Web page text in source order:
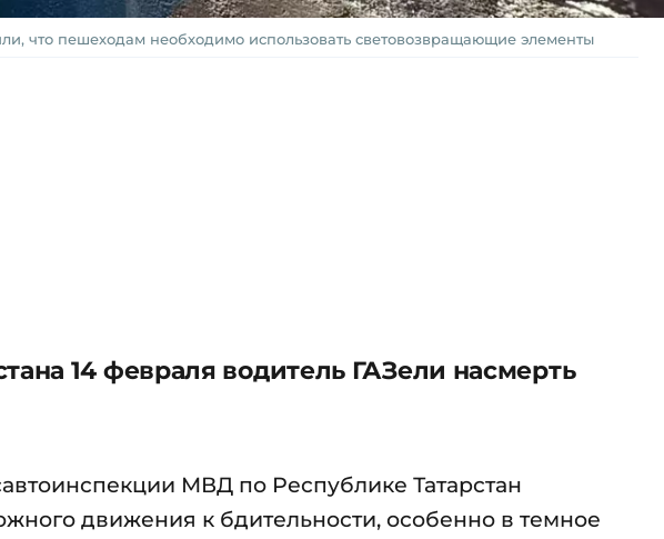
что пешеходам необходимо использовать световозвращающие элементы
14 февраля водитель ГАЗели насмерть
МВД по Республике Татарстан
движения к бдительности, особенно в темное